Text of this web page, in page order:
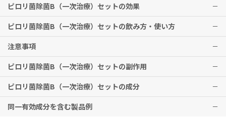
ピロリ菌除菌B（一次治療）セットの効果
適応菌種
アモキシシリン、クラリスロマイシンに感性のヘリコバクター・ピロ
リ
適応症
胃潰瘍・十二指腸潰瘍・胃MALTリンパ腫・特発性血小板減少性紫斑
病・早期胃癌に対する内視鏡的治療後胃におけるヘリコバクター・ピ
ロリ感染症、ヘリコバクター・ピロリ感染胃炎
ピロリ菌除菌B（一次治療）セットの飲み方・使い方
Pariet（ラベプラゾール）を1回1錠、Amoxicillin（アモキシシリ
ン）を1回3カプセル、Clarithromycin（クラリスロマイシン）を1
回1錠の3剤を同時に1日2回、7日間経口投与する。
※上記は、英国での用法・用量です。
注意事項
飲み忘れに気付いた際は、思い出したときすぐに服用してください。
ただし、次の服用時間が近いとき（5時間以内）は忘れた分の服用は
しないでください。
※2回分を一度に服用しないこと。
ピロリ菌除菌B（一次治療）セットの副作用
消化器症状（下痢、軟便、悪心、味覚異常）
過敏症（発疹、蕁麻疹、かゆみ）
肝機能障害（身体がだるい、かゆみ、湿疹、白目や皮膚が黄色くな
ピロリ菌除菌B（一次治療）セットの成分
Pariet（ラベプラゾール）
同一有効成分を含む製品例